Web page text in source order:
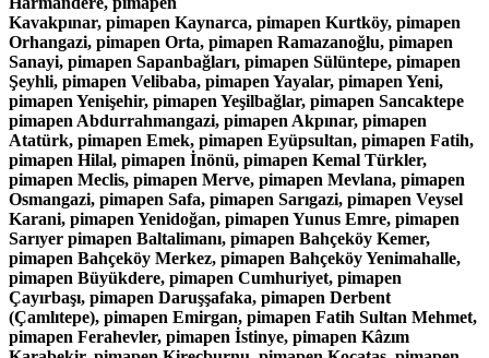
Kavakpınar, pimapen Kaynarca, pimapen Kurtköy, pimapen
Orhangazi, pimapen Orta, pimapen Ramazanoğlu, pimapen
Sanayi, pimapen Sapanbağları, pimapen Sülüntepe, pimapen
Şeyhli, pimapen Velibaba, pimapen Yayalar, pimapen Yeni,
pimapen Yenişehir, pimapen Yeşilbağlar, pimapen Sancaktepe
pimapen Abdurrahmangazi, pimapen Akpınar, pimapen
Atatürk, pimapen Emek, pimapen Eyüpsultan, pimapen Fatih,
pimapen Hilal, pimapen İnönü, pimapen Kemal Türkler,
pimapen Meclis, pimapen Merve, pimapen Mevlana, pimapen
Osmangazi, pimapen Safa, pimapen Sarıgazi, pimapen Veysel
Karani, pimapen Yenidoğan, pimapen Yunus Emre, pimapen
Sarıyer pimapen Baltalimanı, pimapen Bahçeköy Kemer,
pimapen Bahçeköy Merkez, pimapen Bahçeköy Yenimahalle,
pimapen Büyükdere, pimapen Cumhuriyet, pimapen
Çayırbaşı, pimapen Daruşşafaka, pimapen Derbent
(Çamlıtepe), pimapen Emirgan, pimapen Fatih Sultan Mehmet,
pimapen Ferahevler, pimapen İstinye, pimapen Kâzım